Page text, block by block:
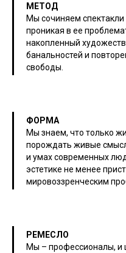
МЕТОД
Мы сочиняем
проникая в ее
накопленный
банальностей и
свободы.
ФОРМА
Мы знаем, что только
порождать живые
и умах современных
эстетике не менее
мировоззренческим
РЕМЕСЛО
Мы – профессионалы, и